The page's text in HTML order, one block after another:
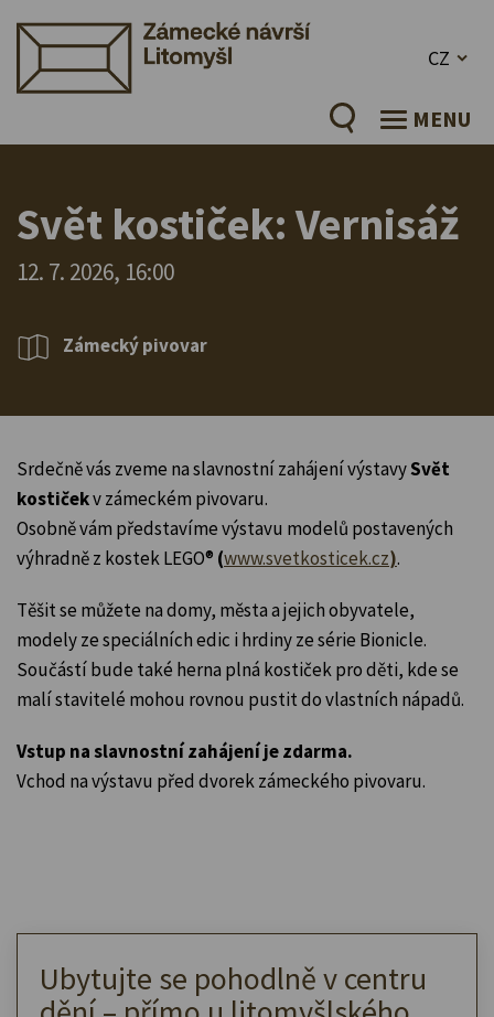
CZ
MENU
Svět kostiček: Vernisáž
12. 7. 2026, 16:00
Zámecký pivovar
Srdečně vás zveme na slavnostní zahájení výstavySvět
kostičekv zámeckém pivovaru.
Osobně vám představíme výstavu modelů postavených
výhradně z kostek LEGO® (www.svetkosticek.cz).
Těšit se můžete na domy, města a jejich obyvatele,
modely ze speciálních edic i hrdiny ze série Bionicle.
Součástí bude také herna plná kostiček pro děti, kde se
malí stavitelé mohou rovnou pustit do vlastních nápadů.
Vstup na slavnostní zahájení je zdarma.
Vchod na výstavu před dvorek zámeckého pivovaru.
Ubytujte se pohodlně v centru